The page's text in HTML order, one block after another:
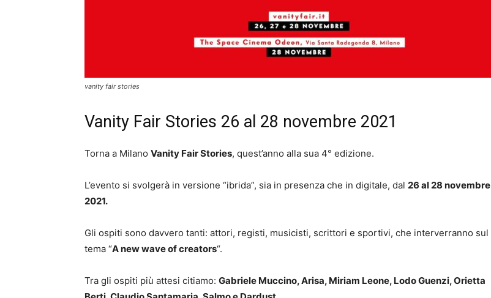
vanity fair stories
Vanity Fair Stories 26 al 28 novembre 2021
Torna a Milano Vanity Fair Stories, quest’anno alla sua 4° edizione.
L’evento si svolgerà in versione “ibrida”, sia in presenza che in digitale, dal 26 al 28 novembre
2021.
Gli ospiti sono davvero tanti: attori, registi, musicisti, scrittori e sportivi, che interverranno sul
tema “A new wave of creators“.
Tra gli ospiti più attesi citiamo: Gabriele Muccino, Arisa, Miriam Leone, Lodo Guenzi, Orietta